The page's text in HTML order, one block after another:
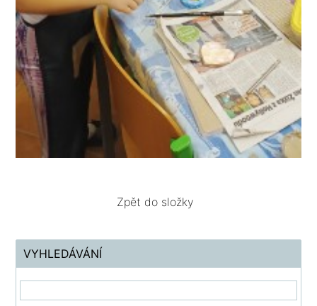
Zpět do složky
VYHLEDÁVÁNÍ